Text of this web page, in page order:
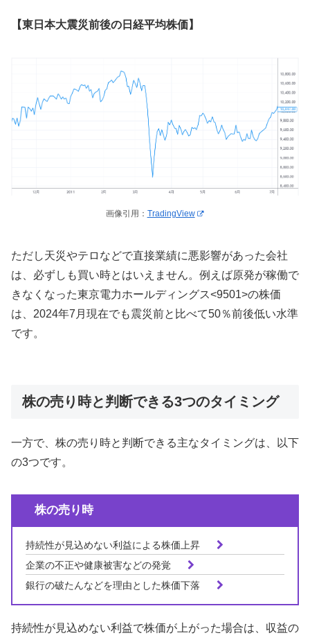
【東日本大震災前後の日経平均株価】
画像引用： TradingView
ただし天災やテロなどで直接業績に悪影響があった会社
は、必ずしも買い時とはいえません。例えば原発が稼働で
きなくなった東京電力ホールディングス<9501>の株価
は、2024年7月現在でも震災前と比べて50％前後低い水準
です。
株の売り時と判断できる3つのタイミング
一方で、株の売り時と判断できる主なタイミングは、以下
の3つです。
株の売り時
持続性が見込めない利益による株価上昇
企業の不正や健康被害などの発覚
銀行の破たんなどを理由とした株価下落
持続性が見込めない利益で株価が上がった場合は、収益の